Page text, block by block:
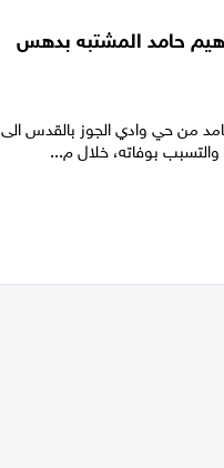
حامد المشتبه بدهس
من حي وادي الجوز بالقدس الى
بوفاته، خلال م...